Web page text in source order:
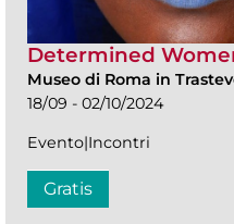
Determined
Museo di Roma in
18/09 - 02/10/2024
Evento|Incontri
Gratis